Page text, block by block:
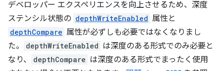
デベロッパー エクスペリエンスを向上させるため、深度
ステンシル状態の depthWriteEnabled 属性と
depthCompare 属性が必ずしも必要ではなくなりまし
た。
depthWriteEnabled は深度のある形式でのみ必要と
なり、
depthCompare は深度のある形式でまったく使用